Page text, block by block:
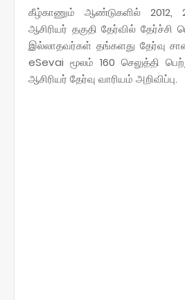
கீழ்காணும் ஆண்டுகளில் 2012,
ஆசிரியர் தகுதி தேர்வில் தேர்ச்சி
இல்லாதவர்கள் தங்களது தேர்வு
eSevai மூலம் 160 செலுத்தி
ஆசிரியர் தேர்வு வாரியம் அறிவிப்பு.